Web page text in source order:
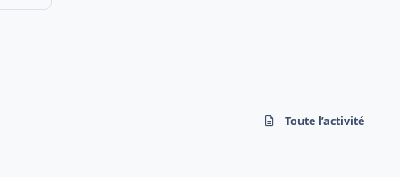
Toute l’activité